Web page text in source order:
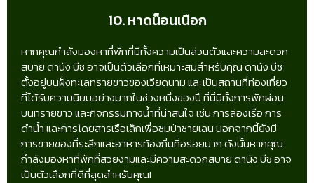
10. หาดน็อนเนือก
หากคุณกำลังมองหาที่พักที่มีทั้งความเป็นส่วนตัวและความสะดวก
สบาย ดานัง บีช อาจเป็นตัวเลือกที่เหมาะสมสำหรับคุณ ดานัง บีช
ตั้งอยู่บนฝั่งทะเลทรายขาวของเวียดนาม และเป็นสถานที่ท่องเที่ยว
ที่ได้รับความนิยมอย่างมากในช่วงหนึ่งของปี ที่นี่มีทั้งการพักผ่อน
บนทรายขาว และกิจกรรมทางน้ำที่น่าสนใจ เช่น การล่องเรือ การ
ดำน้ำ และการโดยสารเรือเล็กเพื่อชมป่าชายเลน นอกจากนี้ยังมี
การขายของที่ระลึกและอาหารท้องถิ่นที่อร่อยมาก ดังนั้นหากคุณ
กำลังมองหาที่พักที่สวยงามและมีความสะดวกสบาย ดานัง บีช อาจ
เป็นตัวเลือกที่ดีที่สุดสำหรับคุณ!